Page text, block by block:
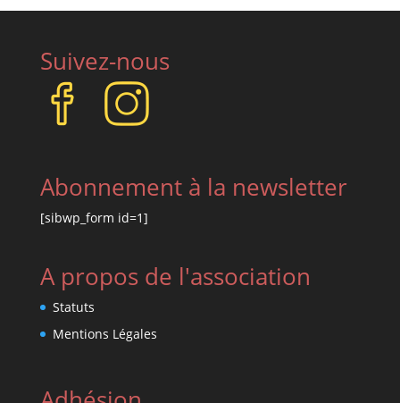
Suivez-nous
Abonnement à la newsletter
[sibwp_form id=1]
A propos de l'association
Statuts
Mentions Légales